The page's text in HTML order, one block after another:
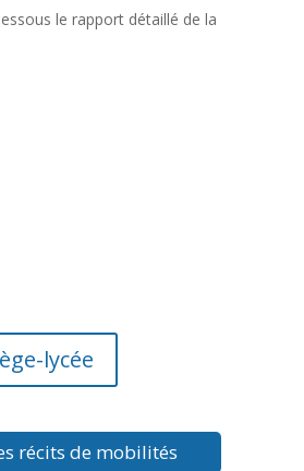
le rapport détaillé de la
lycée
récits de mobilités